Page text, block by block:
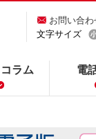
お問い合わ
文字サイズ
ラム 電